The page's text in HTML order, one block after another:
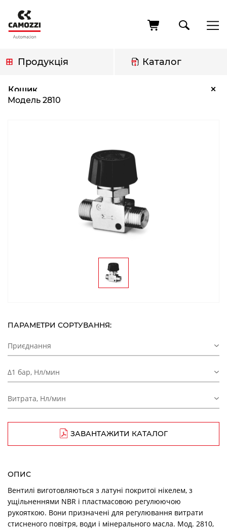
основного
вмісту
Продукція Каталог
Кошик ×
навіґації
Модель 2810
ПАРАМЕТРИ СОРТУВАННЯ:
Приєднання
Δ1 бар, Нл/мин
Витрата, Нл/мин
ЗАВАНТАЖИТИ КАТАЛОГ
ОПИС
Вентилі виготовляються з латуні покритої нікелем, з
ущільненнями NBR і пластмасовою регулюючою
рукояткою. Вони призначені для регулювання витрати
стисненого повітря, води і мінерального масла. Мод. 2810,